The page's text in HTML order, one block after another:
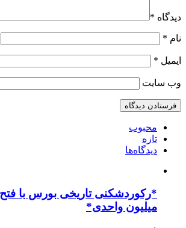
دیدگاه *
نام *
ایمیل *
وب‌ سایت
محبوب
تازه
دیدگاه‌ها
میلیون واحدی*